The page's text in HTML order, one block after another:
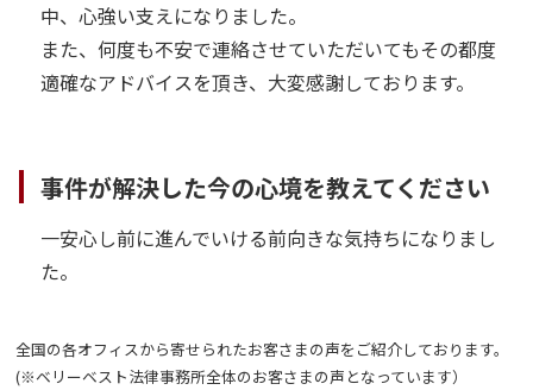
中、心強い支えになりました。
また、何度も不安で連絡させていただいてもその都度
適確なアドバイスを頂き、大変感謝しております。
事件が解決した今の心境を教えてください
一安心し前に進んでいける前向きな気持ちになりまし
た。
全国の各オフィスから寄せられたお客さまの声をご紹介しております。
(※ベリーベスト法律事務所全体のお客さまの声となっています）